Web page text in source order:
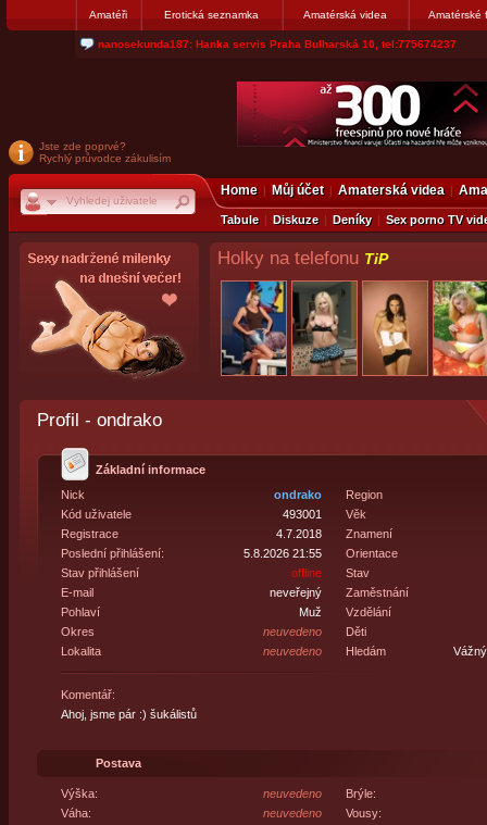
Amatéři Erotická seznamka Amatérská videa Amatérské
nanosekunda187: Hanka servis Praha Bulharská 10, tel:775674237
Jste zde poprvé?
Rychlý průvodce zákulisím
Home Můj účet Amaterská videa
Tabule Diskuze Deníky Sex porno TV
Holky na telefonu TiP
Profil - ondrako
Základní informace
Nick
ondrako
Kód uživatele
493001
Registrace
4.7.2018
Poslední přihlášení:
5.8.2026 21:55
Stav přihlášení
offline
E-mail
neveřejný
Pohlaví
Muž
Okres
neuvedeno
Lokalita
neuvedeno
Region
Věk
Znamení
Orientace
Stav
Zaměstnání
Vzdělání
Děti
Hledám
Komentář:
Ahoj, jsme pár :) šukálistů
Postava
Výška:
neuvedeno
Váha:
neuvedeno
Brýle:
Vousy: